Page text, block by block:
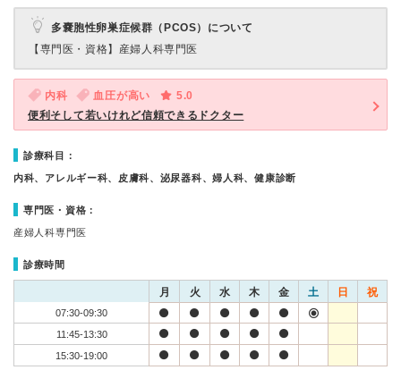
多嚢胞性卵巣症候群（PCOS）について
【専門医・資格】 産婦人科専門医
内科 血圧が高い
5.0
便利そして若いけれど信頼できるドクター
診療科目：
内科、アレルギー科、皮膚科、泌尿器科、婦人科、健康診断
専門医・資格：
産婦人科専門医
診療時間
月 火 水 木 金 土 日 祝
07:30-09:30
11:45-13:30
15:30-19:00